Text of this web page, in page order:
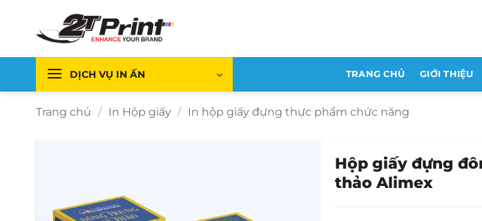
dung
DỊCH VỤ IN ẤN TRANG CHỦ GIỚI THIỆU
Trang chủ / In Hộp giấy / In hộp giấy đựng thực phẩm chức năng
Hộp giấy đựng
thảo Alimex